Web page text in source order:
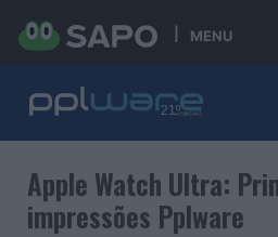
MENU
Apple Watch Ultra:
impressões Pplware